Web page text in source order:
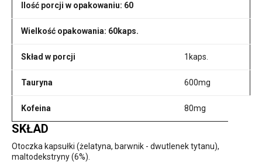
Ilość porcji w opakowaniu: 60
Wielkość opakowania: 60kaps.
Skład w porcji 1kaps.
Tauryna 600mg
Kofeina 80mg
SKŁAD
Otoczka kapsułki (żelatyna, barwnik - dwutlenek tytanu),
maltodekstryny (6%).